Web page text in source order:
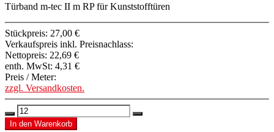
Türband m-tec II m RP für Kunststofftüren
Stückpreis: 27,00 €
Verkaufspreis inkl. Preisnachlass:
Nettopreis: 22,69 €
enth. MwSt: 4,31 €
Preis / Meter:
zzgl. Versandkosten.